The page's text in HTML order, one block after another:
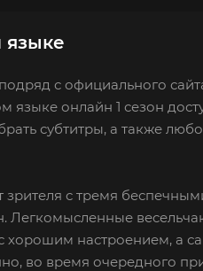
языке
с официального
языке онлайн 1 сезон
субтитры, а также
с тремя
Легкомысленные
хорошим настроением, а
во время очередного